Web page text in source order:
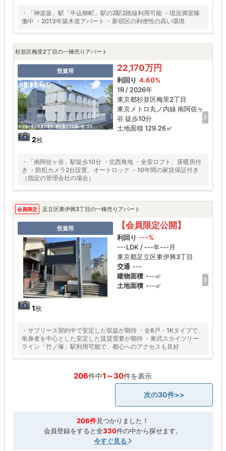
・「神楽坂」駅「牛込柳町」駅の2駅2路線利用可能 ・現況満室稼
働中 ・2013年築木造アパート ・新宿区の利便性の高い環境
杉並区梅里2丁目の一棟売りアパート
投資用
2枚
22,170万円
利回り 4.60%
1R / 2026年
東京都杉並区梅里2丁目
東京メトロ丸ノ内線 南阿佐ヶ
谷 徒歩10分
土地面積 129.26㎡
・「南阿佐ヶ谷」駅徒歩10分 ・北西角地 ・全室ロフト、床暖房付
き ・防犯カメラ2台設置、オートロック ・10年間の家賃保証付き
（指定の管理会社の場合）
会員限定 足立区東伊興3丁目の一棟売りアパート
投資用
1枚
【会員限定公開】
利回り ---%
---LDK / ---年---月
東京都足立区東伊興3丁目
交通 ---
建物面積 ---㎡
土地面積 ---㎡
・サブリース契約中で安定した収益が期待 ・全8戸・1Kタイプで、
単身者を中心とした安定した賃貸需要が期待 ・東武スカイツリー
ライン「竹ノ塚」駅利用可能で、都心へのアクセスも良好
206件中1～30件を表示
次の30件>>
206件見つかりました！
会員登録をすると全330件の中から探せます。
今すぐ見る